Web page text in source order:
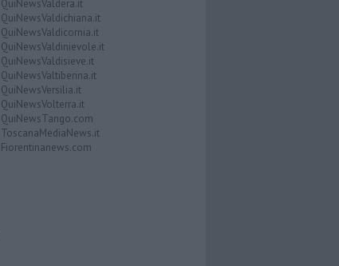
QuiNewsValdera.it
QuiNewsValdichiana.it
QuiNewsValdicornia.it
QuiNewsValdinievole.it
QuiNewsValdisieve.it
QuiNewsValtiberina.it
QuiNewsVersilia.it
QuiNewsVolterra.it
QuiNewsTango.com
ToscanaMediaNews.it
Fiorentinanews.com